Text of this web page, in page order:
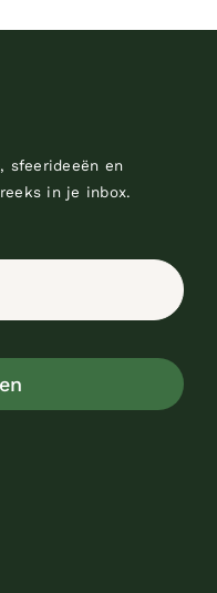
sfeerideeën en
in je inbox.